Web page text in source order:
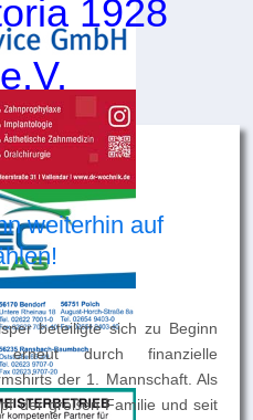
1928
weiterhin auf
beteiligte sich zu Beginn
durch finanzielle
der 1. Mannschaft. Als
der großen Familie und seit